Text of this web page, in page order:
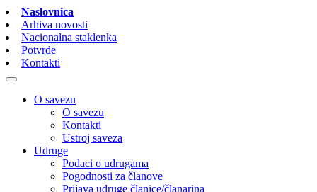
Naslovnica
Arhiva novosti
Nacionalna staklenka
Potvrde
Kontakti
O savezu
O savezu
Kontakti
Ustroj saveza
Udruge
Podaci o udrugama
Pogodnosti za članove
Prijava udruge članice/članarina